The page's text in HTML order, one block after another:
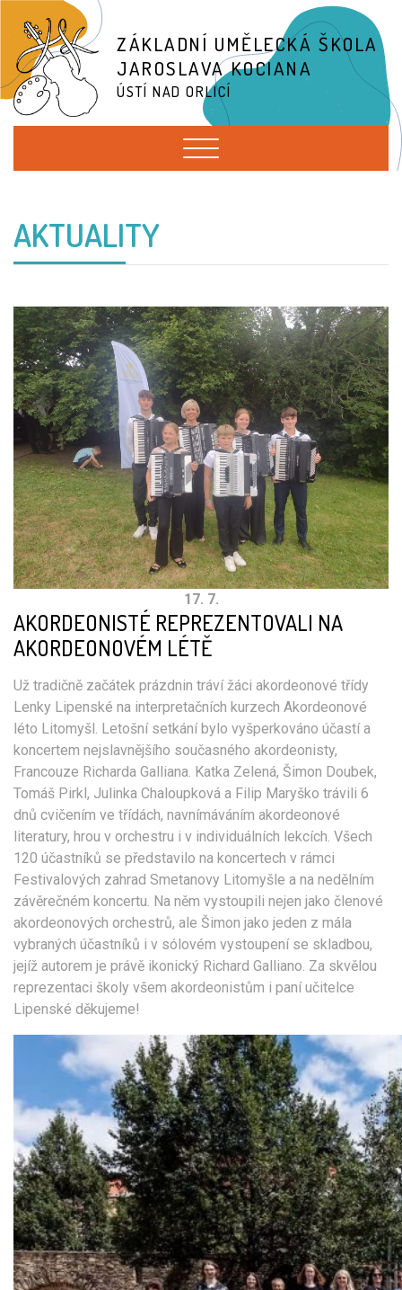
ZÁKLADNÍ UMĚLECKÁ ŠKOLA
JAROSLAVA KOCIANA
ÚSTÍ NAD ORLICÍ
AKTUALITY
17. 7.
AKORDEONISTÉ REPREZENTOVALI NA
AKORDEONOVÉM LÉTĚ
Už tradičně začátek prázdnin tráví žáci akordeonové třídy
Lenky Lipenské na interpretačních kurzech Akordeonové
léto Litomyšl. Letošní setkání bylo vyšperkováno účastí a
koncertem nejslavnějšího současného akordeonisty,
Francouze Richarda Galliana. Katka Zelená, Šimon Doubek,
Tomáš Pirkl, Julinka Chaloupková a Filip Maryško trávili 6
dnů cvičením ve třídách, navnímáváním akordeonové
literatury, hrou v orchestru i v individuálních lekcích. Všech
120 účastníků se představilo na koncertech v rámci
Festivalových zahrad Smetanovy Litomyšle a na nedělním
závěrečném koncertu. Na něm vystoupili nejen jako členové
akordeonových orchestrů, ale Šimon jako jeden z mála
vybraných účastníků i v sólovém vystoupení se skladbou,
jejíž autorem je právě ikonický Richard Galliano. Za skvělou
reprezentaci školy všem akordeonistům i paní učitelce
Lipenské děkujeme!